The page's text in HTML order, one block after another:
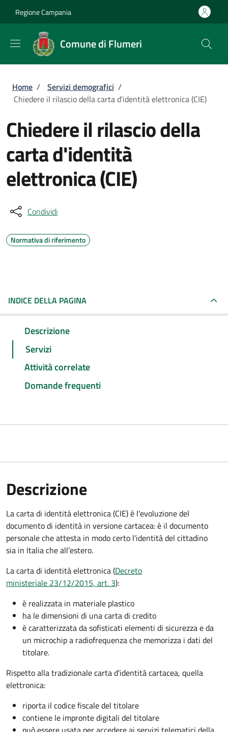
Regione Campania
Comune di Flumeri
Briciole di pane
Home / Servizi demografici /
Chiedere il rilascio della carta d'identità elettronica (CIE)
Chiedere il rilascio della
carta d'identità
elettronica (CIE)
Condividi
Normativa di riferimento
INDICE DELLA PAGINA
Descrizione
Servizi
Attività correlate
Domande frequenti
Descrizione
La carta di identità elettronica (CIE) è l'evoluzione del
documento di identità in versione cartacea: è il documento
personale che attesta in modo certo l'identità del cittadino
sia in Italia che all’estero.
La carta di identità elettronica (Decreto
ministeriale 23/12/2015, art. 3):
è realizzata in materiale plastico
ha le dimensioni di una carta di credito
è caratterizzata da sofisticati elementi di sicurezza e da
un microchip a radiofrequenza che memorizza i dati del
titolare.
Rispetto alla tradizionale carta d'identità cartacea, quella
elettronica:
riporta il codice fiscale del titolare
contiene le impronte digitali del titolare